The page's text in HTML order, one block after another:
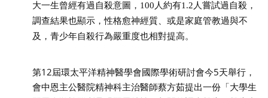
大一生曾經有過自殺意圖，100人約有1.2人嘗試過自殺，
調查結果也顯示，性格愈神經質、或是家庭管教過與不
及，青少年自殺行為嚴重度也相對提高。
第12屆環太平洋精神醫學會國際學術研討會今5天舉行，
會中恩主公醫院精神科主治醫師蔡方茹提出一份「大學生